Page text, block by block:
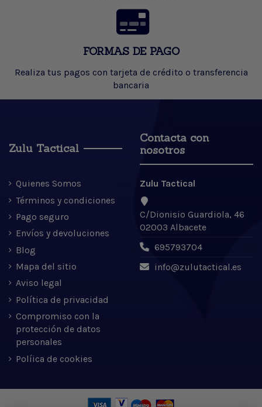
FORMAS DE PAGO
Realiza tus pagos con tarjeta de crédito o transferencia
bancaria
Zulu Tactical
Quienes Somos
Términos y condiciones
Pago seguro
Envíos y devoluciones
Blog
Mapa del sitio
Aviso legal
Política de privacidad
Compromiso con la
protección de datos
personales
Políica de cookies
Contacta con
nosotros
Zulu Tactical
C/Dionisio Guardiola, 46
02003 Albacete
695793704
info@zulutactical.es